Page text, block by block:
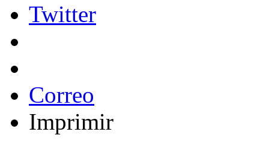
Twitter
Correo
Imprimir